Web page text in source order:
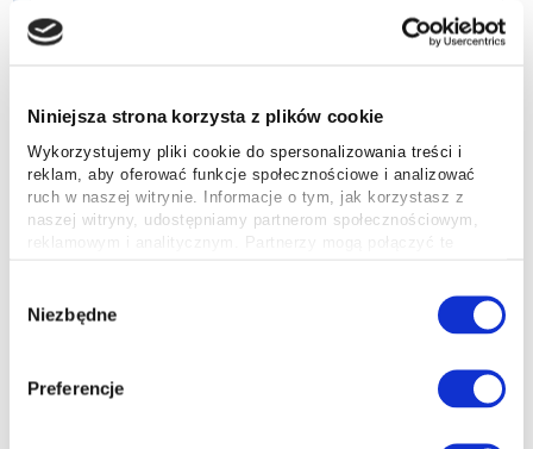
Niniejsza strona korzysta z plików cookie
Wykorzystujemy pliki cookie do spersonalizowania treści i
reklam, aby oferować funkcje społecznościowe i analizować
ruch w naszej witrynie. Informacje o tym, jak korzystasz z
naszej witryny, udostępniamy partnerom społecznościowym,
reklamowym i analitycznym. Partnerzy mogą połączyć te
zgody
Niezbędne
Preferencje
Cechy przesyłki niestandardowej krajowej i
międzynardowej w Ambro Express:
opakowanie lub oznaczenia na nim sprawiają, że
niemożliwe będzie zsuwanie paczki po